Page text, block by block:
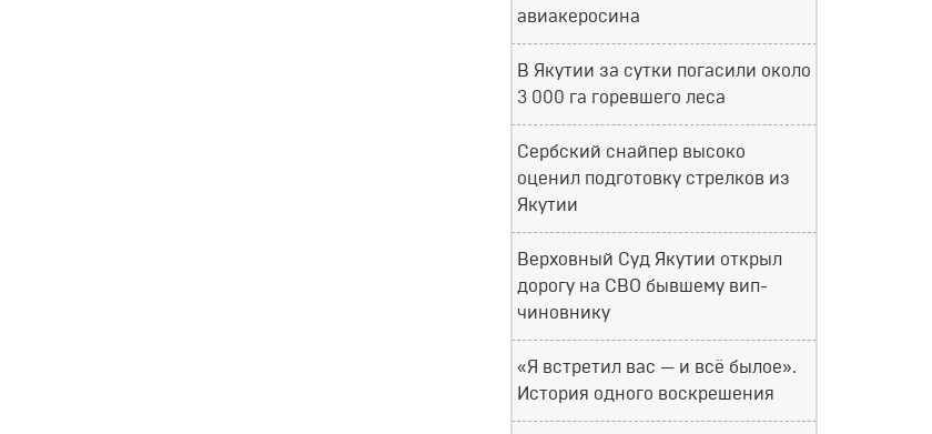
авиакеросина
В Якутии за сутки погасили около
3 000 га горевшего леса
Сербский снайпер высоко
оценил подготовку стрелков из
Якутии
Верховный Суд Якутии открыл
дорогу на СВО бывшему вип-
чиновнику
«Я встретил вас — и всё былое».
История одного воскрешения